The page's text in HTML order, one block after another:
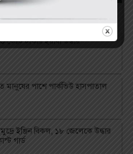
জেলের পা বিচ্ছিন্ন
কোটি টাকার ইয়াবা উদ্ধার
মানুষের পাশে পার্কভিউ হাসপাতাল
ইঞ্জিন বিকল, ১৮ জেলেকে উদ্ধার
গার্ড